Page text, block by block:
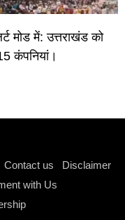
मोड में: उत्तराखंड को
कंपनियां।
Contact us
Disclaimer
with Us